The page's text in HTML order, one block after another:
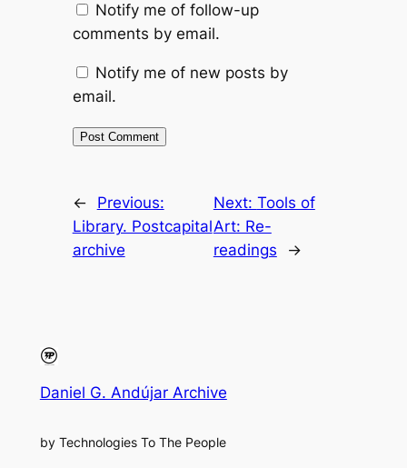
Notify me of follow-up
comments by email.
Notify me of new posts by
email.
←
Previous:
Library. Postcapital
archive
Next: Tools of
Art: Re-
readings
→
Daniel G. Andújar Archive
by Technologies To The People